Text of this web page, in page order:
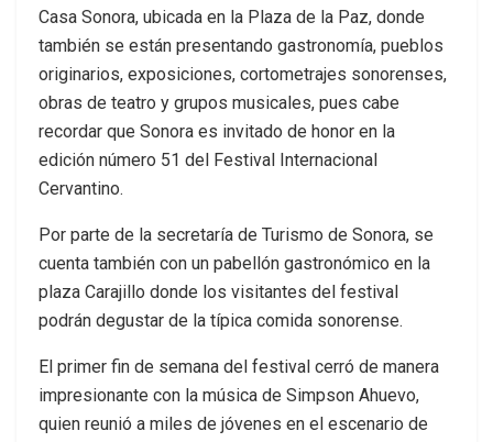
Casa Sonora, ubicada en la Plaza de la Paz, donde
también se están presentando gastronomía, pueblos
originarios, exposiciones, cortometrajes sonorenses,
obras de teatro y grupos musicales, pues cabe
recordar que Sonora es invitado de honor en la
edición número 51 del Festival Internacional
Cervantino.
Por parte de la secretaría de Turismo de Sonora, se
cuenta también con un pabellón gastronómico en la
plaza Carajillo donde los visitantes del festival
podrán degustar de la típica comida sonorense.
El primer fin de semana del festival cerró de manera
impresionante con la música de Simpson Ahuevo,
quien reunió a miles de jóvenes en el escenario de